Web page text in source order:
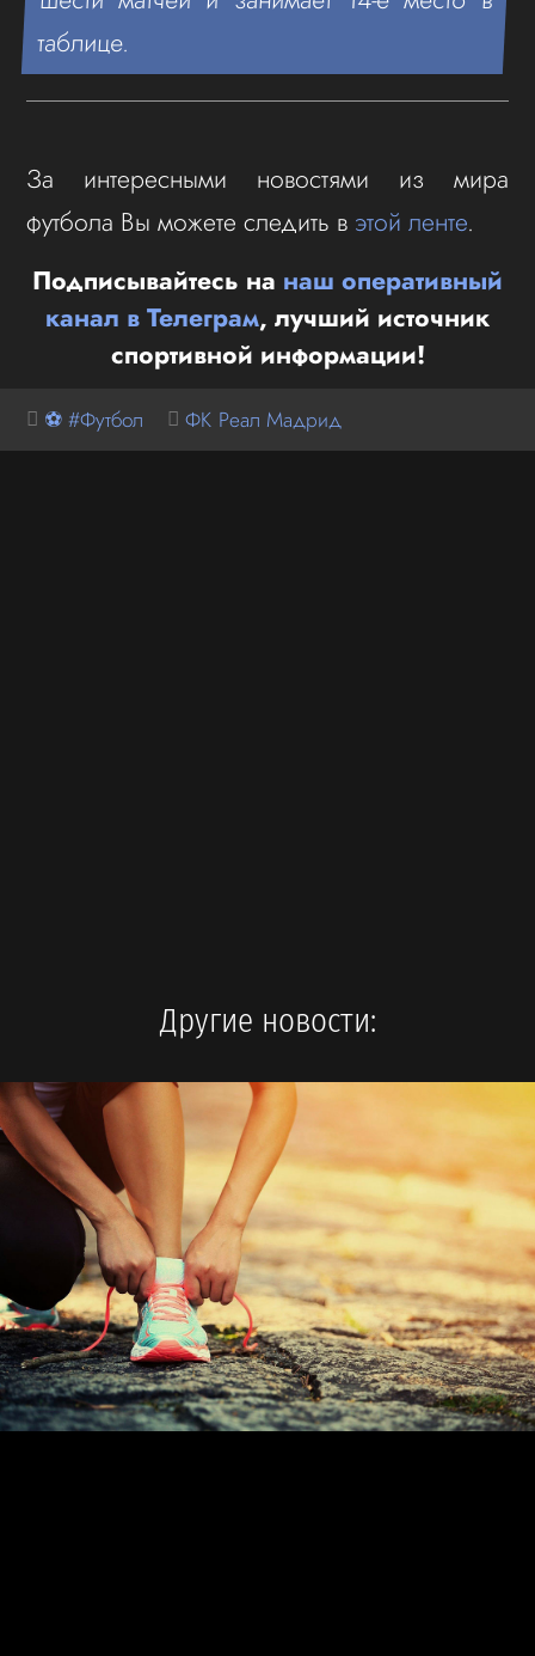
таблице.
За интересными новостями из мира
футбола Вы можете следить в этой ленте.
Подписывайтесь на наш оперативный
канал в Телеграм, лучший источник
спортивной информации!
⚽ #Футбол ФК Реал Мадрид
Другие новости: